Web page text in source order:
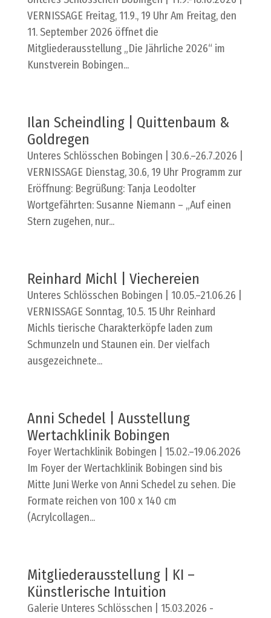
VERNISSAGE Freitag, 11.9., 19 Uhr Am Freitag, den
11. September 2026 öffnet die
Mitgliederausstellung „Die Jährliche 2026“ im
Kunstverein Bobingen...
Ilan Scheindling | Quittenbaum &
Goldregen
Unteres Schlösschen Bobingen | 30.6.–26.7.2026 |
VERNISSAGE Dienstag, 30.6, 19 Uhr Programm zur
Eröffnung: Begrüßung: Tanja Leodolter
Wortgefährten: Susanne Niemann – „Auf einen
Stern zugehen, nur...
Reinhard Michl | Viechereien
Unteres Schlösschen Bobingen | 10.05.–21.06.26 |
VERNISSAGE Sonntag, 10.5. 15 Uhr Reinhard
Michls tierische Charakterköpfe laden zum
Schmunzeln und Staunen ein. Der vielfach
ausgezeichnete...
Anni Schedel | Ausstellung
Wertachklinik Bobingen
Foyer Wertachklinik Bobingen | 15.02.–19.06.2026
Im Foyer der Wertachklinik Bobingen sind bis
Mitte Juni Werke von Anni Schedel zu sehen. Die
Formate reichen von 100 x 140 cm
(Acrylcollagen...
Mitgliederausstellung | KI –
Künstlerische Intuition
Galerie Unteres Schlösschen | 15.03.2026 -